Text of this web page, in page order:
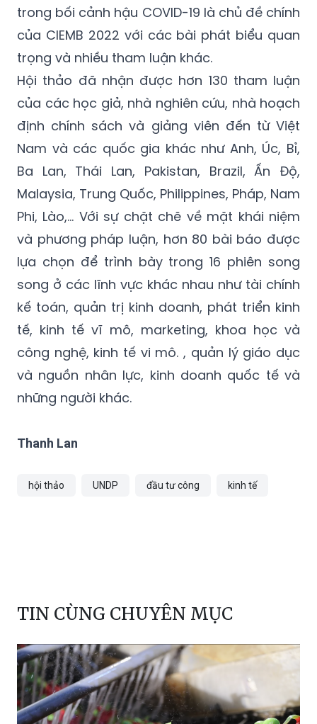
trong bối cảnh hậu COVID-19 là chủ đề chính
của CIEMB 2022 với các bài phát biểu quan
trọng và nhiều tham luận khác.
Hội thảo đã nhận được hơn 130 tham luận
của các học giả, nhà nghiên cứu, nhà hoạch
định chính sách và giảng viên đến từ Việt
Nam và các quốc gia khác như Anh, Úc, Bỉ,
Ba Lan, Thái Lan, Pakistan, Brazil, Ấn Độ,
Malaysia, Trung Quốc, Philippines, Pháp, Nam
Phi, Lào,… Với sự chặt chẽ về mặt khái niệm
và phương pháp luận, hơn 80 bài báo được
lựa chọn để trình bày trong 16 phiên song
song ở các lĩnh vực khác nhau như tài chính
kế toán, quản trị kinh doanh, phát triển kinh
tế, kinh tế vĩ mô, marketing, khoa học và
công nghệ, kinh tế vi mô. , quản lý giáo dục
và nguồn nhân lực, kinh doanh quốc tế và
những người khác.
Thanh Lan
hội thảo UNDP đầu tư công kinh tế
TIN CÙNG CHUYÊN MỤC